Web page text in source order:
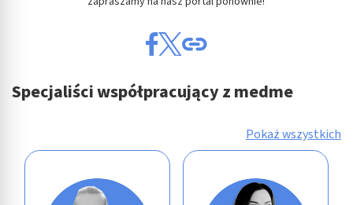
Specjaliści współpracujący z medme
Pokaż wszystkich